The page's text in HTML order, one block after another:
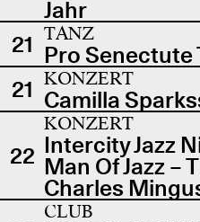
Jahr
21 TANZ
Pro Senectute
21 KONZERT
Camilla
22
KONZERT
Intercity Jazz
Man Of Jazz –
Charles
CLUB